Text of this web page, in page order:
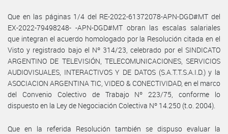
Que en las páginas 1/4 del RE-2022-61372078-APN-DGD#MT del
EX-2022-79498248- -APN-DGD#MT obran las escalas salariales
que integran el acuerdo homologado por la Resolución citada en el
Visto y registrado bajo el Nº 314/23, celebrado por el SINDICATO
ARGENTINO DE TELEVISIÓN, TELECOMUNICACIONES, SERVICIOS
AUDIOVISUALES, INTERACTIVOS Y DE DATOS (S.A.T.T.S.A.I.D.) y la
ASOCIACION ARGENTINA TIC, VIDEO & CONECTIVIDAD, en el marco
del Convenio Colectivo de Trabajo Nº 223/75, conforme lo
dispuesto en la Ley de Negociación Colectiva Nº 14.250 (t.o. 2004).
Que en la referida Resolución también se dispuso evaluar la